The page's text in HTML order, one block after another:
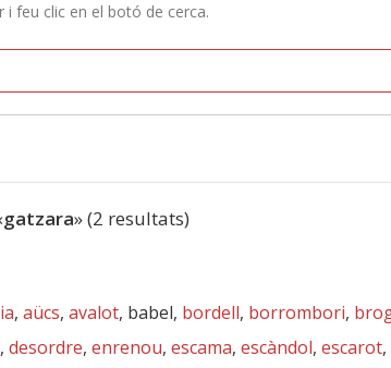
feu clic en el botó de cerca.
gatzara» (2 resultats)
, aücs, avalot, babel, bordell, borrombori,
, desordre, enrenou, escama, escàndol, escarot,